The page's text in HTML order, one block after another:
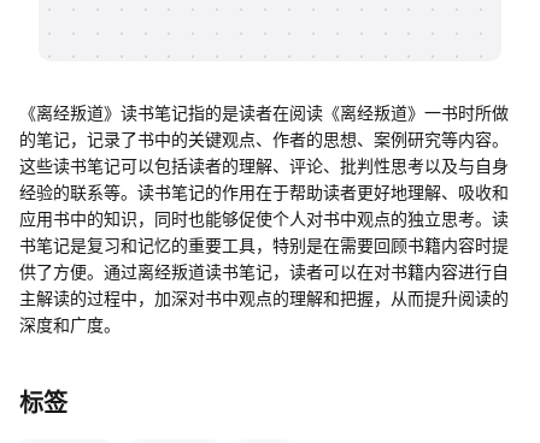
《离经叛道》读书笔记指的是读者在阅读《离经叛道》一书时所做
的笔记，记录了书中的关键观点、作者的思想、案例研究等内容。
这些读书笔记可以包括读者的理解、评论、批判性思考以及与自身
经验的联系等。读书笔记的作用在于帮助读者更好地理解、吸收和
应用书中的知识，同时也能够促使个人对书中观点的独立思考。读
书笔记是复习和记忆的重要工具，特别是在需要回顾书籍内容时提
供了方便。通过离经叛道读书笔记，读者可以在对书籍内容进行自
主解读的过程中，加深对书中观点的理解和把握，从而提升阅读的
深度和广度。
标签